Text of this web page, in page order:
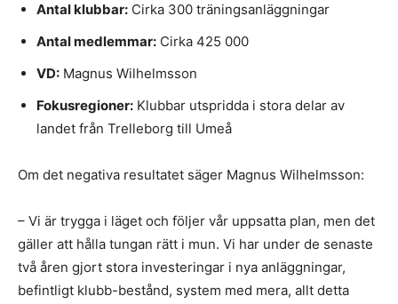
Antal klubbar: Cirka 300 träningsanläggningar
Antal medlemmar: Cirka 425 000
VD: Magnus Wilhelmsson
Fokusregioner: Klubbar utspridda i stora delar av
landet från Trelleborg till Umeå
Om det negativa resultatet säger Magnus Wilhelmsson:
– Vi är trygga i läget och följer vår uppsatta plan, men det
gäller att hålla tungan rätt i mun. Vi har under de senaste
två åren gjort stora investeringar i nya anläggningar,
befintligt klubb-bestånd, system med mera, allt detta